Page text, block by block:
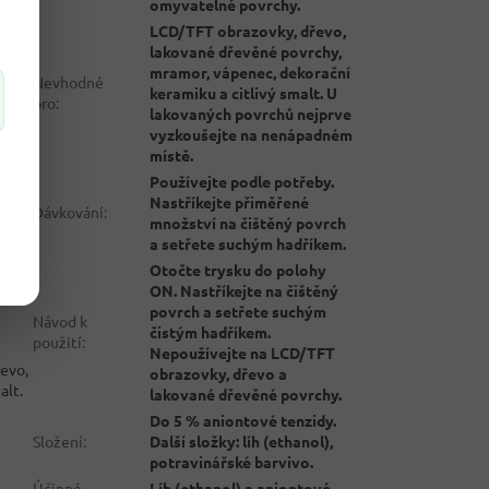
Nevhodné
pro:
LCD/TFT obrazovky, dřevo,
lakované dřevěné povrchy,
mramor, vápenec, dekorační
keramiku a citlivý smalt. U
lakovaných povrchů nejprve
vyzkoušejte na nenápadném
místě.
Dávkování:
Používejte podle potřeby.
Nastříkejte přiměřené
množství na čištěný povrch
a setřete suchým hadříkem.
Návod k
použití:
Otočte trysku do polohy
ON. Nastříkejte na čištěný
povrch a setřete suchým
čistým hadříkem.
Nepoužívejte na LCD/TFT
obrazovky, dřevo a
lakované dřevěné povrchy.
Složení:
Do 5 % aniontové tenzidy.
Další složky: líh (ethanol),
potravinářské barvivo.